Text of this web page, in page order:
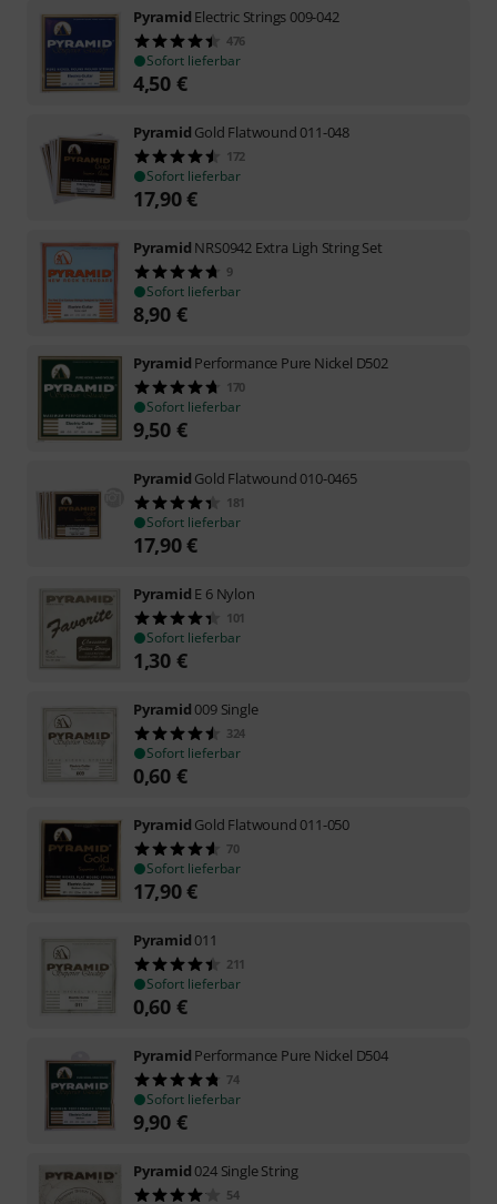
Pyramid Electric Strings 009-042
476
Sofort lieferbar
4,50 €
Pyramid Gold Flatwound 011-048
172
Sofort lieferbar
17,90€
Pyramid NRS0942 Extra Ligh String Set
9
Sofort lieferbar
8,90 €
Pyramid Performance Pure Nickel D502
170
Sofort lieferbar
9,50 €
Pyramid Gold Flatwound 010-0465
181
Sofort lieferbar
17,90€
Pyramid E 6 Nylon
101
Sofort lieferbar
1,30 €
Pyramid 009 Single
324
Sofort lieferbar
0,60 €
Pyramid Gold Flatwound 011-050
70
Sofort lieferbar
17,90€
Pyramid 011
211
Sofort lieferbar
0,60 €
Pyramid Performance Pure Nickel D504
74
Sofort lieferbar
9,90 €
Pyramid 024 Single String
54